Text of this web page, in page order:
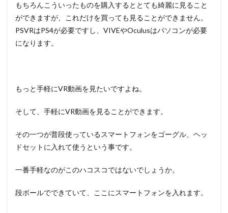
もちろんこういったものを購入するととても綺麗に見ること
ができますが、これだけを買っても見ることができません。
PSVRはPS4が必要ですし、VIVEやOculusはパソコンが必要
になります。
もっと手軽にVR動画を見たいですよね。
そして、手軽にVR動画を見ることができます。
その一つが普段使っているスマートフォンをゴーグル、ヘッ
ドセットに入れて使うという事です。
一番手軽なのがこのハコスコではないでしょうか。
段ボールでできていて、ここにスマートフォンを入れます。